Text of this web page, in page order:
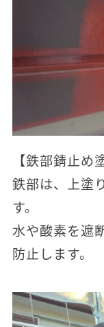
【鉄部錆止め
鉄部は、上塗
す。
水や酸素を遮
防止します。